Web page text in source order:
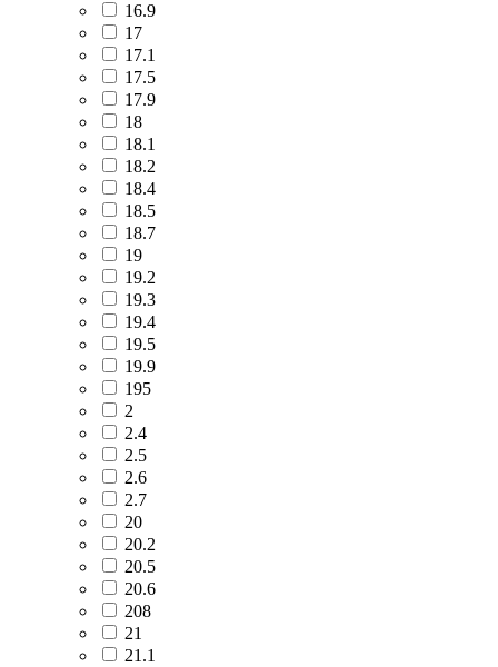
16.9
17
17.1
17.5
17.9
18
18.1
18.2
18.4
18.5
18.7
19
19.2
19.3
19.4
19.5
19.9
195
2
2.4
2.5
2.6
2.7
20
20.2
20.5
20.6
208
21
21.1